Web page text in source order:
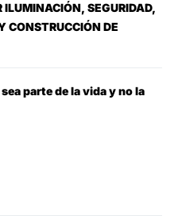
ILUMINACIÓN, SEGURIDAD,
CONSTRUCCIÓN DE
parte de la vida y no la